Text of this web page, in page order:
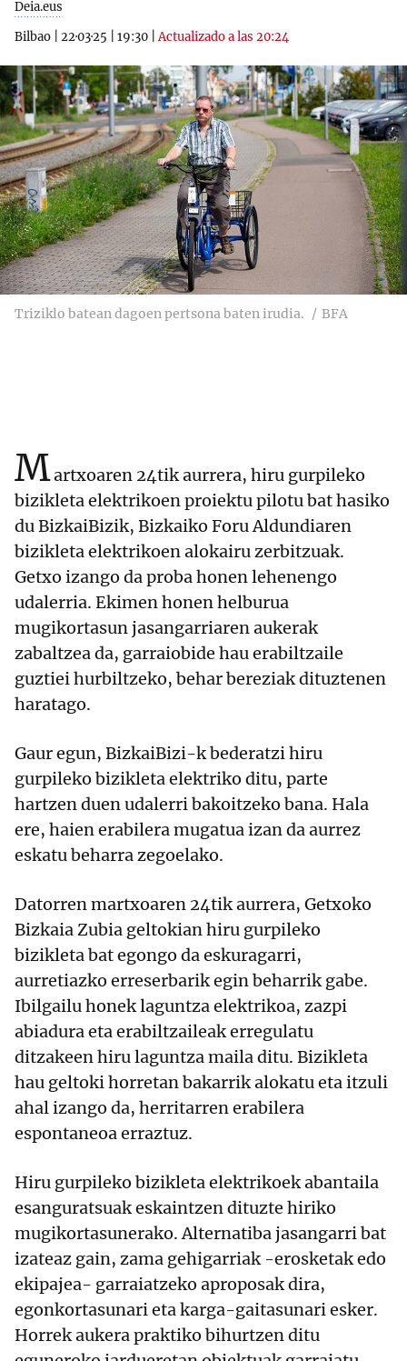
Deia.eus
Bilbao
22·03·25 19:30 |Actualizado a las 20:24
Triziklo batean dagoen pertsona baten irudia. BFA
Martxoaren 24tik aurrera, hiru gurpileko
bizikleta elektrikoen proiektu pilotu bat hasiko
du BizkaiBizik, Bizkaiko Foru Aldundiaren
bizikleta elektrikoen alokairu zerbitzuak.
Getxo izango da proba honen lehenengo
udalerria. Ekimen honen helburua
mugikortasun jasangarriaren aukerak
zabaltzea da, garraiobide hau erabiltzaile
guztiei hurbiltzeko, behar bereziak dituztenen
haratago.
Gaur egun, BizkaiBizi-k bederatzi hiru
gurpileko bizikleta elektriko ditu, parte
hartzen duen udalerri bakoitzeko bana. Hala
ere, haien erabilera mugatua izan da aurrez
eskatu beharra zegoelako.
Datorren martxoaren 24tik aurrera, Getxoko
Bizkaia Zubia geltokian hiru gurpileko
bizikleta bat egongo da eskuragarri,
aurretiazko erreserbarik egin beharrik gabe.
Ibilgailu honek laguntza elektrikoa, zazpi
abiadura eta erabiltzaileak erregulatu
ditzakeen hiru laguntza maila ditu. Bizikleta
hau geltoki horretan bakarrik alokatu eta itzuli
ahal izango da, herritarren erabilera
espontaneoa erraztuz.
Hiru gurpileko bizikleta elektrikoek abantaila
esanguratsuak eskaintzen dituzte hiriko
mugikortasunerako. Alternatiba jasangarri bat
izateaz gain, zama gehigarriak -erosketak edo
ekipajea- garraiatzeko aproposak dira,
egonkortasunari eta karga-gaitasunari esker.
Horrek aukera praktiko bihurtzen ditu